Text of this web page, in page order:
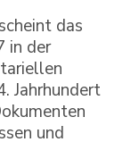
das
in der
Jahrhundert
und